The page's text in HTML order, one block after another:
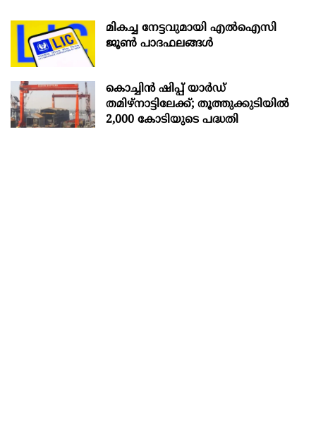
മികച്ച നേട്ടവുമായി എൽഐസി
ജൂൺ പാദഫലങ്ങൾ
കൊച്ചിന്‍ ഷിപ്പ് യാർഡ്
തമിഴ്നാട്ടിലേക്ക്; തൂത്തുക്കുടിയിൽ
2,000 കോടിയുടെ പദ്ധതി